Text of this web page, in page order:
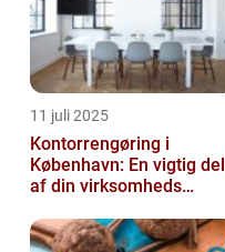
11 juli 2025
Kontorrengøring i
København: En vigtig del
af din virksomheds